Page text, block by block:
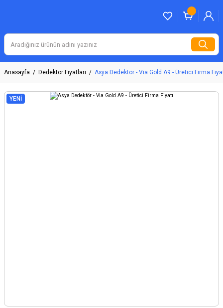
Anasayfa Dedektör Fiyatları Asya Dedektör - Via Gold A9 - Üretici Firma
YENİ